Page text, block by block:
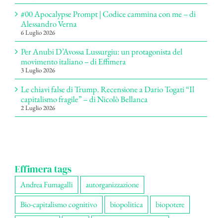
#00 Apocalypse Prompt | Codice cammina con me – di
Alessandro Verna
6 Luglio 2026
Per Anubi D’Avossa Lussurgiu: un protagonista del
movimento italiano – di Effimera
3 Luglio 2026
Le chiavi false di Trump. Recensione a Dario Togati “Il
capitalismo fragile” – di Nicolò Bellanca
2 Luglio 2026
Effimera tags
Andrea Fumagalli
autorganizzazione
Bio-capitalismo cognitivo
biopolitica
biopotere